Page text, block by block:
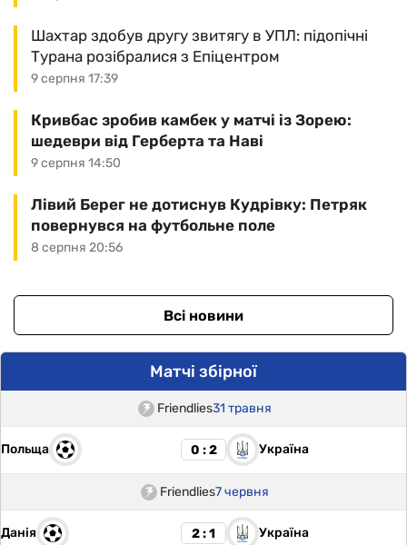
9 серпня 17:39
Шахтар здобув другу звитягу в УПЛ: підопічні
Турана розібралися з Епіцентром
9 серпня 14:50
Кривбас зробив камбек у матчі із Зорею:
шедеври від Герберта та Наві
8 серпня 20:56
Лівий Берег не дотиснув Кудрівку: Петряк
повернувся на футбольне поле
Всі новини
Матчі збірної
Friendlies31 травня
Польща 0 : 2 Україна
Friendlies7 червня
Данія 2 : 1 Україна